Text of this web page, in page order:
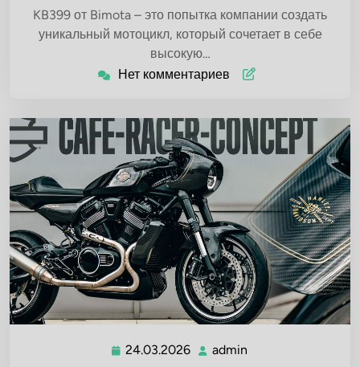
KB399 от Bimota – это попытка компании создать
уникальный мотоцикл, который сочетает в себе
высокую…
Нет комментариев
24.03.2026 24.03.2026
admin